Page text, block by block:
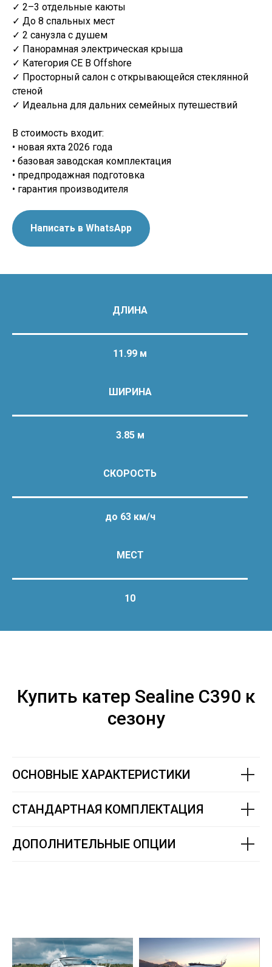
✓ 2–3 отдельные каюты
✓ До 8 спальных мест
✓ 2 санузла с душем
✓ Панорамная электрическая крыша
✓ Категория CE B Offshore
✓ Просторный салон с открывающейся стеклянной
стеной
✓ Идеальна для дальних семейных путешествий
В стоимость входит:
• новая яхта 2026 года
• базовая заводская комплектация
• предпродажная подготовка
• гарантия производителя
Написать в WhatsApp
ДЛИНА
11.99 м
ШИРИНА
3.85 м
СКОРОСТЬ
до 63 км/ч
МЕСТ
10
Купить катер Sealine C390 к
сезону
ОСНОВНЫЕ ХАРАКТЕРИСТИКИ
СТАНДАРТНАЯ КОМПЛЕКТАЦИЯ
ДОПОЛНИТЕЛЬНЫЕ ОПЦИИ